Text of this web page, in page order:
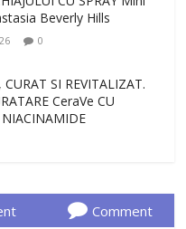
Beverly Hills
0
CURAT SI REVITALIZAT.
CeraVe CU
Idei inedite, cadouri
avea la Giftspot.ro,
Comment